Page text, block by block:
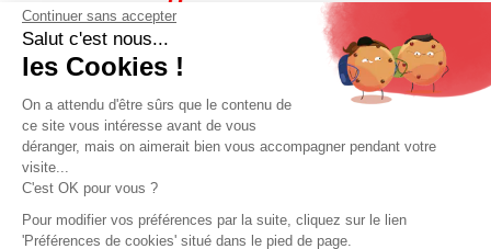
Continuer sans accepter
Salut c'est nous...
les Cookies !
On a attendu d'être sûrs que le contenu de
ce site vous intéresse avant de vous
déranger, mais on aimerait bien vous accompagner pendant votre
visite...
C'est OK pour vous ?
Pour modifier vos préférences par la suite, cliquez sur le lien
'Préférences de cookies' situé dans le pied de page.